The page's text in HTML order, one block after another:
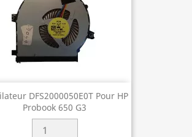
DFS2000050E0T Pour HP
Probook 650 G3